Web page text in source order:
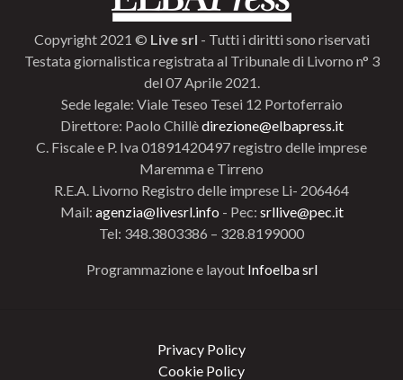
Copyright 2021 © Live srl - Tutti i diritti sono riservati
Testata giornalistica registrata al Tribunale di Livorno n° 3
del 07 Aprile 2021.
Sede legale: Viale Teseo Tesei 12 Portoferraio
Direttore: Paolo Chillèdirezione@elbapress.it
C. Fiscale e P. Iva 01891420497 registro delle imprese
Maremma e Tirreno
R.E.A. Livorno Registro delle imprese Li- 206464
Mail: agenzia@livesrl.info - Pec: srllive@pec.it
Tel: 348.3803386 – 328.8199000
Programmazione e layout Infoelba srl
Privacy Policy
Cookie Policy